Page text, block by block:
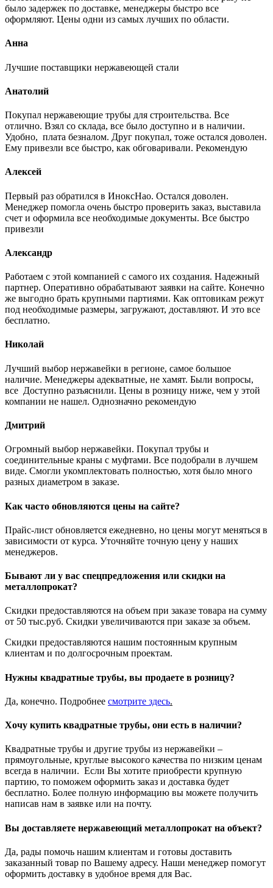
было задержек по доставке, менеджеры быстро все
оформляют. Цены одни из самых лучших по области.
Анна
Лучшие поставщики нержавеющей стали
Анатолий
Покупал нержавеющие трубы для строительства. Все
отлично. Взял со склада, все было доступно и в наличии.
Удобно, плата безналом. Друг покупал, тоже остался доволен.
Ему привезли все быстро, как обговаривали. Рекомендую
Алексей
Первый раз обратился в ИноксНао. Остался доволен.
Менеджер помогла очень быстро проверить заказ, выставила
счет и оформила все необходимые документы. Все быстро
привезли
Александр
Работаем с этой компанией с самого их создания. Надежный
партнер. Оперативно обрабатывают заявки на сайте. Конечно
же выгодно брать крупными партиями. Как оптовикам режут
под необходимые размеры, загружают, доставляют. И это все
бесплатно.
Николай
Лучший выбор нержавейки в регионе, самое большое
наличие. Менеджеры адекватные, не хамят. Были вопросы,
все Доступно разъяснили. Цены в розницу ниже, чем у этой
компании не нашел. Однозначно рекомендую
Дмитрий
Огромный выбор нержавейки. Покупал трубы и
соединительные краны с муфтами. Все подобрали в лучшем
виде. Смогли укомплектовать полностью, хотя было много
разных диаметром в заказе.
Как часто обновляются цены на сайте?
Прайс-лист обновляется ежедневно, но цены могут меняться в
зависимости от курса. Уточняйте точную цену у наших
менеджеров.
Бывают ли у вас спецпредложения или скидки на
металлопрокат?
Скидки предоставляются на объем при заказе товара на сумму
от 50 тыс.руб. Скидки увеличиваются при заказе за объем.
Скидки предоставляются нашим постоянным крупным
клиентам и по долгосрочным проектам.
Нужны квадратные трубы, вы продаете в розницу?
Да, конечно. Подробнее смотрите здесь.
Хочу купить квадратные трубы, они есть в наличии?
Квадратные трубы и другие трубы из нержавейки –
прямоугольные, круглые высокого качества по низким ценам
всегда в наличии. Если Вы хотите приобрести крупную
партию, то поможем оформить заказ и доставка будет
бесплатно. Более полную информацию вы можете получить
написав нам в заявке или на почту.
Вы доставляете нержавеющий металлопрокат на объект?
Да, рады помочь нашим клиентам и готовы доставить
заказанный товар по Вашему адресу. Наши менеджер помогут
оформить доставку в удобное время для Вас.